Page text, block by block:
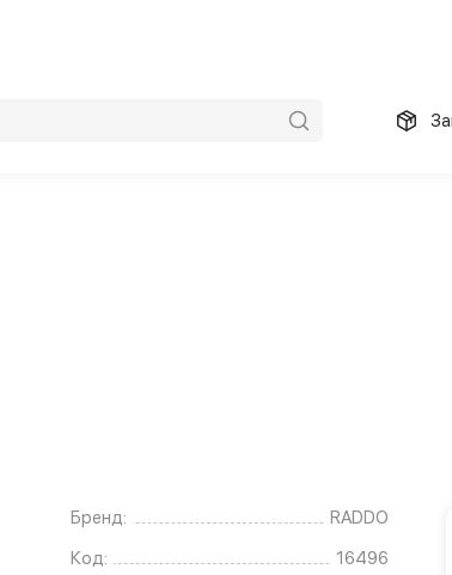
Бренд:
RADDO
Код:
16496